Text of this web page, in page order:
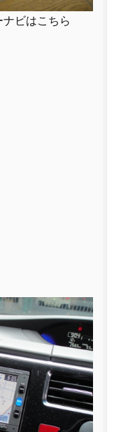
ビはこちら